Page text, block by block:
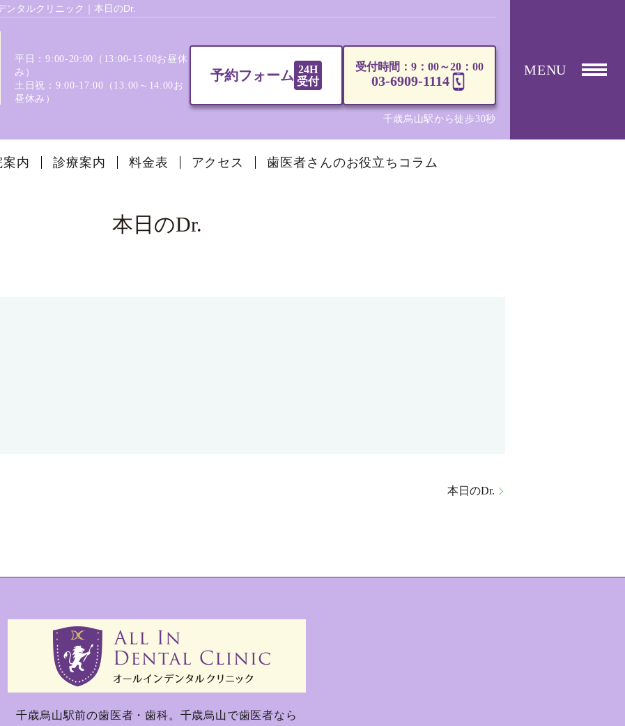
タルクリニック｜本日のDr.
平日：9:00-20:00（13:00‐15:00お昼休
み）
土日祝：9:00-17:00（13:00～14:00お
昼休み）
予約フォーム 24H
受付
受付時間：9：00～20：00
03-6909-1114
千歳烏山駅から徒歩30秒
MENU
案内 診療案内 料金表 アクセス 歯医者さんのお役立ちコラム
本日のDr.
本日のDr.
千歳烏山駅前の歯医者・歯科。 千歳烏山で歯医者なら